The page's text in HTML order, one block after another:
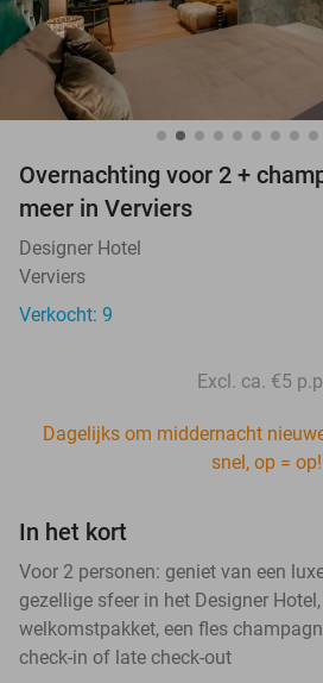
Overnachting voor 2 +
meer in Verviers
Designer Hotel
Verviers
Verkocht: 9
Excl. ca. €5
Dagelijks om middernacht
snel, op = op!
In het kort
Voor 2 personen: geniet van een
gezellige sfeer in het Designer
welkomstpakket, een fles
check-in of late check-out